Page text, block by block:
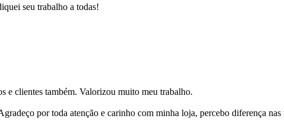
seu trabalho a todas!
e clientes também. Valorizou muito meu trabalho.
por toda atenção e carinho com minha loja, percebo diferença nas